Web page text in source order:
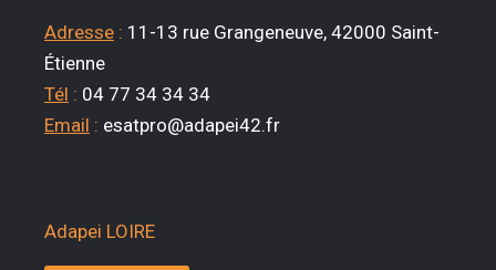
Adresse : 11-13 rue Grangeneuve, 42000 Saint-
Étienne
Tél : 04 77 34 34 34
Email : esatpro@adapei42.fr
Adapei LOIRE